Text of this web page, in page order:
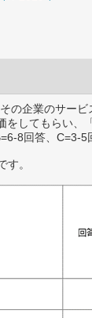
の企業のサー
をしてもらい、
8回答、C=3-5
。